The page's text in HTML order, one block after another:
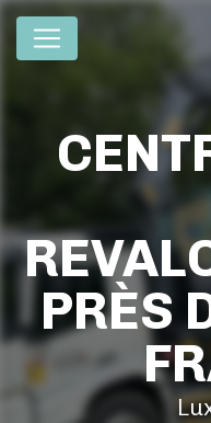
PRÈS
Panneau de gestion des